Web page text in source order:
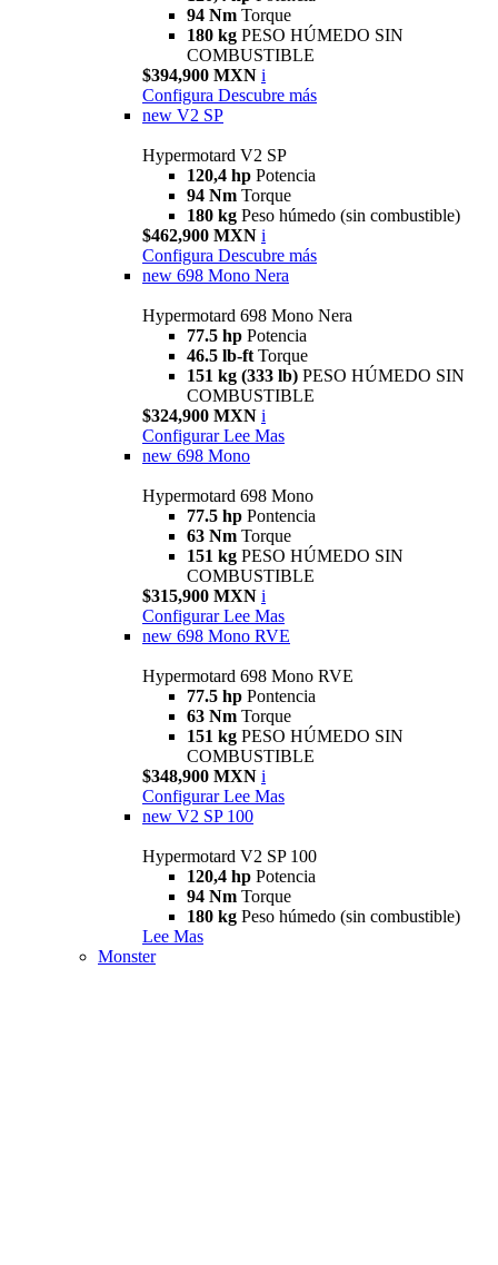
94 Nm Torque
180 kg PESO HÚMEDO SIN
COMBUSTIBLE
$394,900 MXN i
Configura Descubre más
new V2 SP
Hypermotard V2 SP
120,4 hp Potencia
94 Nm Torque
180 kg Peso húmedo (sin combustible)
$462,900 MXN i
Configura Descubre más
new 698 Mono Nera
Hypermotard 698 Mono Nera
77.5 hp Potencia
46.5 lb-ft Torque
151 kg (333 lb) PESO HÚMEDO SIN
COMBUSTIBLE
$324,900 MXN i
Configurar Lee Mas
new 698 Mono
Hypermotard 698 Mono
77.5 hp Pontencia
63 Nm Torque
151 kg PESO HÚMEDO SIN
COMBUSTIBLE
$315,900 MXN i
Configurar Lee Mas
new 698 Mono RVE
Hypermotard 698 Mono RVE
77.5 hp Pontencia
63 Nm Torque
151 kg PESO HÚMEDO SIN
COMBUSTIBLE
$348,900 MXN i
Configurar Lee Mas
new V2 SP 100
Hypermotard V2 SP 100
120,4 hp Potencia
94 Nm Torque
180 kg Peso húmedo (sin combustible)
Lee Mas
Monster